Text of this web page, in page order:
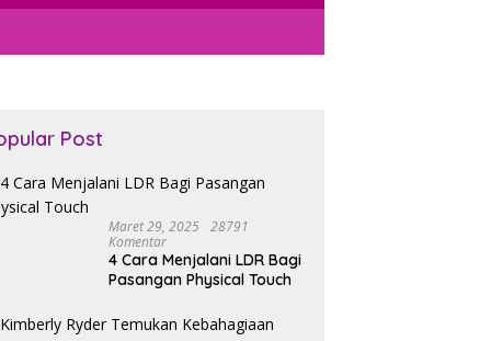
Post
Maret 29, 2025
28791
Komentar
4 Cara Menjalani LDR Bagi
Pasangan Physical Touch